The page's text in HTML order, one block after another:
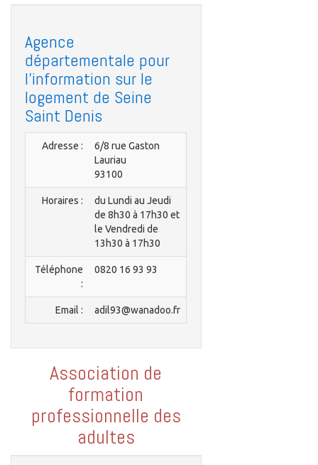
Agence
départementale pour
l'information sur le
logement de Seine
Saint Denis
Adresse :
6/8 rue Gaston
Lauriau
93100
Horaires :
du Lundi au Jeudi
de 8h30 à 17h30 et
le Vendredi de
13h30 à 17h30
Téléphone
:
0820 16 93 93
Email : adil93@wanadoo.fr
Association de
formation
professionnelle des
adultes